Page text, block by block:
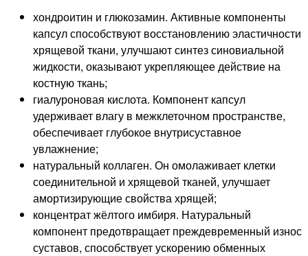
хондроитин и глюкозамин. Активные компоненты
капсул способствуют восстановлению эластичности
хрящевой ткани, улучшают синтез синовиальной
жидкости, оказывают укрепляющее действие на
костную ткань;
гиалуроновая кислота. Компонент капсул
удерживает влагу в межклеточном пространстве,
обеспечивает глубокое внутрисуставное
увлажнение;
натуральный коллаген. Он омолаживает клетки
соединительной и хрящевой тканей, улучшает
амортизирующие свойства хрящей;
концентрат жёлтого имбиря. Натуральный
компонент предотвращает преждевременный износ
суставов, способствует ускорению обменных